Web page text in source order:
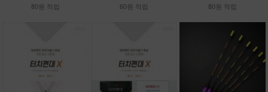
80원 적립 60원 적립 80원 적립